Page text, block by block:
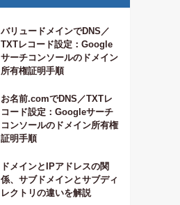
バリュードメインでDNS／
TXTレコード設定：Google
サーチコンソールのドメイン
所有権証明手順
お名前.comでDNS／TXTレ
コード設定：Googleサーチ
コンソールのドメイン所有権
証明手順
ドメインとIPアドレスの関
係、サブドメインとサブディ
レクトリの違いを解説